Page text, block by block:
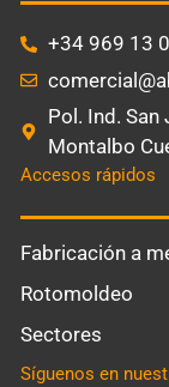
+34 969 13
Pol. Ind. San
Montalbo
Accesos rápidos
Fabricación a
Rotomoldeo
Sectores
Síguenos en